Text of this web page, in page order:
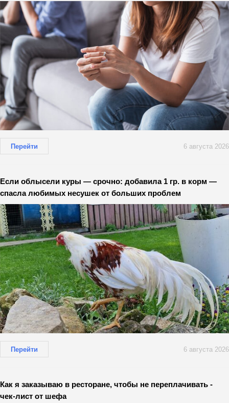
Перейти 6 августа 2026
Если облысели куры — срочно: добавила 1 гр. в корм —
спасла любимых несушек от больших проблем
Перейти 6 августа 2026
Как я заказываю в ресторане, чтобы не переплачивать -
чек-лист от шефа